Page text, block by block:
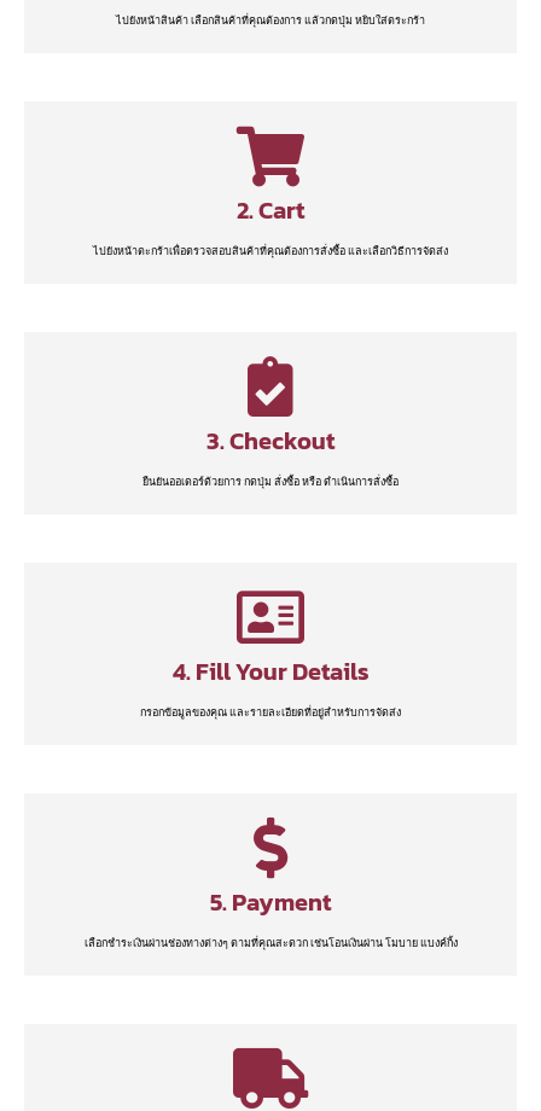
ไปยังหน้าสินค้า เลือกสินค้าที่คุณต้องการ แล้วกดปุ่ม หยิบใส่ตระกร้า
2. Cart
ไปยังหน้าตะกร้าเพื่อตรวจสอบสินค้าที่คุณต้องการสั่งซื้อ และเลือกวิธีการจัดส่ง
3. Checkout
ยืนยันออเดอร์ด้วยการ กดปุ่ม สั่งซื้อ หรือ ดำเนินการสั่งซื้อ
4. Fill Your Details
กรอกข้อมูลของคุณ และรายละเอียดที่อยู่สำหรับการจัดส่ง
5. Payment
เลือกชำระเงินผ่านช่องทางต่างๆ ตามที่คุณสะดวก เช่นโอนเงินผ่าน โมบาย แบงค์กิ้ง